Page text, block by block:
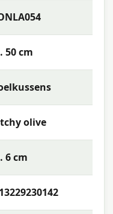
bei niedriger
50 cm
olive
6 cm